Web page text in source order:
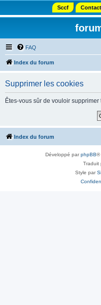
Sccf Contact
FAQ
Index du forum
Supprimer les cookies
Êtes-vous sûr de vouloir
Index du forum
Développé parphpBB®
Traduit
Style par